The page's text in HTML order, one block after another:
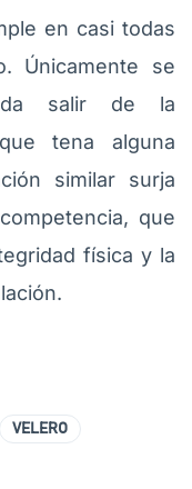
en casi todas
Únicamente se
salir de la
tena alguna
similar surja
que
física y la
VELERO